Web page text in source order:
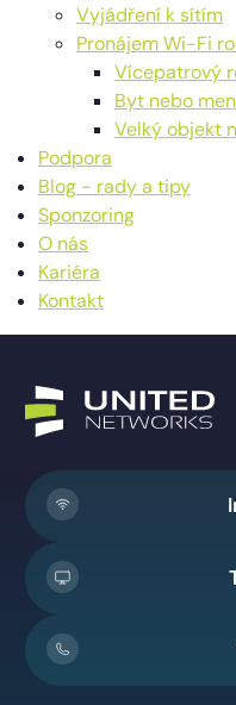
Vyjádření k sítím
Pronájem Wi-Fi
Vícepatrový
Byt nebo
Velký objekt
Podpora
Blog - rady a tipy
Sponzoring
O nás
Kariéra
Kontakt